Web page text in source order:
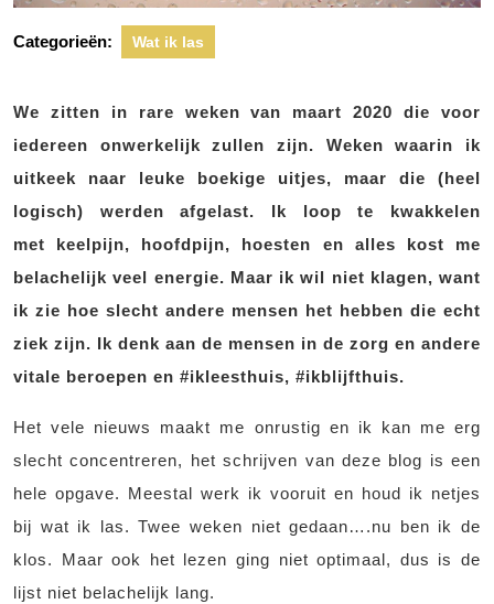
Categorieën: Wat ik las
We zitten in rare weken van maart 2020 die voor
iedereen onwerkelijk zullen zijn. Weken waarin ik
uitkeek naar leuke boekige uitjes, maar die (heel
logisch) werden afgelast. Ik loop te kwakkelen
met keelpijn, hoofdpijn, hoesten en alles kost me
belachelijk veel energie. Maar ik wil niet klagen, want
ik zie hoe slecht andere mensen het hebben die echt
ziek zijn. Ik denk aan de mensen in de zorg en andere
vitale beroepen en #ikleesthuis, #ikblijfthuis.
Het vele nieuws maakt me onrustig en ik kan me erg
slecht concentreren, het schrijven van deze blog is een
hele opgave. Meestal werk ik vooruit en houd ik netjes
bij wat ik las. Twee weken niet gedaan….nu ben ik de
klos. Maar ook het lezen ging niet optimaal, dus is de
lijst niet belachelijk lang.